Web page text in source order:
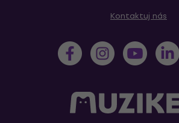
Kontaktuj nás